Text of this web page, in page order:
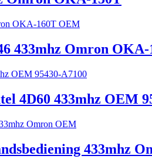
433mhz Omron
4D60 433mhz OEM
433mhz